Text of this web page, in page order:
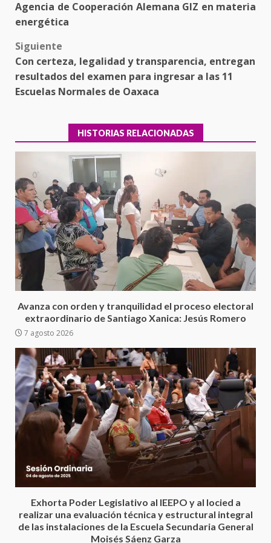
Agencia de Cooperación Alemana GIZ en materia
energética
Siguiente
Con certeza, legalidad y transparencia, entregan
resultados del examen para ingresar a las 11
Escuelas Normales de Oaxaca
HISTORIAS RELACIONADAS
Avanza con orden y tranquilidad el proceso electoral
extraordinario de Santiago Xanica: Jesús Romero
7 agosto 2026
Exhorta Poder Legislativo al IEEPO y al Iocied a
realizar una evaluación técnica y estructural integral
de las instalaciones de la Escuela Secundaria General
Moisés Sáenz Garza
3
Ciudad Salud: justicia social para
Oaxaca
4
con el Gobernador Salomón Jara
Cruz reafirma la consolidación
de la transformación en
territorio oaxaqueño
30 julio 2026
Secretaría de Gobierno refuerza
presencia institucional en San
Juan Mazatlán
20 julio 2026
de Juárez caso de maltrato
animal tras denuncia ciudadana
16 julio 2026